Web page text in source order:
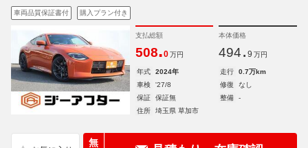
車両品質保証書付 購入プラン付き
支払総額
508.0 万円
本体価格
494. 9 万円
年式 2024年 走行
0.7万km
車検
'27/8 修復
なし
保証
保証無 整備
-
住所
埼玉県 草加市
無